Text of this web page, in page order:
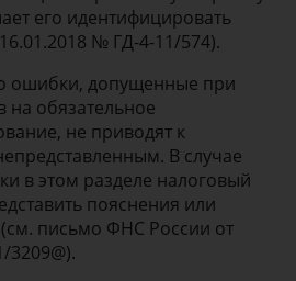
его идентифицировать
№ ГД-4-11/574).
ошибки, допущенные при
на обязательное
не приводят к
В случае
в этом разделе налоговый
пояснения или
письмо ФНС России от
3209@).